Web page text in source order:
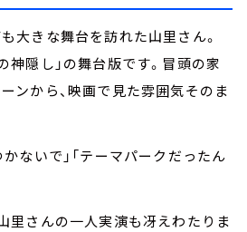
大きな舞台を訪れた山里さん。
神隠し」の舞台版です。冒頭の家
ンから、映画で見た雰囲気そのま
かないで」「テーマパークだったん
里さんの一人実演も冴えわたりま